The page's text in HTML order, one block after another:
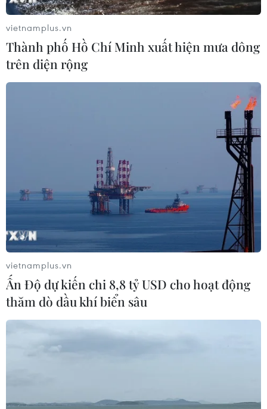
TIN CÙNG CHUYÊN MỤC
Cứu sống trẻ sinh cực non 25 tuần
vietnamplus.vn
Thành phố Hồ Chí Minh xuất hiện mưa dông
trên diện rộng
vietnamplus.vn
Ấn Độ dự kiến chi 8,8 tỷ USD cho hoạt động
thăm dò dầu khí biển sâu